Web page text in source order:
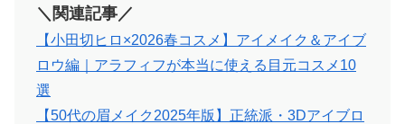
＼関連記事／
【小田切ヒロ×2026春コスメ】アイメイク＆アイブ
ロウ編｜アラフィフが本当に使える目元コスメ10
選
【50代の眉メイク2025年版】正統派・3Dアイブロ